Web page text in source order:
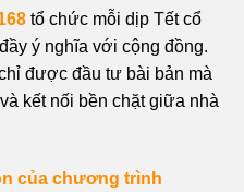
tổ chức mỗi dịp Tết cổ
ý nghĩa với cộng đồng.
được đầu tư bài bản mà
kết nối bền chặt giữa nhà
của chương trình